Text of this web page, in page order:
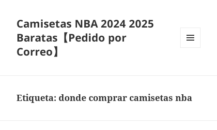
Camisetas NBA 2024 2025
Baratas【Pedido por
Correo】
Etiqueta:donde comprar camisetas nba